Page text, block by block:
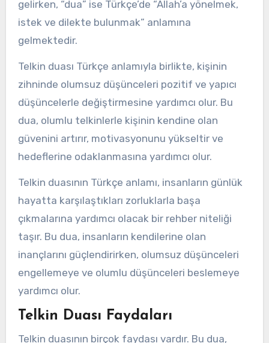
gelirken, “dua” ise Türkçe’de “Allah’a yönelmek,
istek ve dilekte bulunmak” anlamına
gelmektedir.
Telkin duası Türkçe anlamıyla birlikte, kişinin
zihninde olumsuz düşünceleri pozitif ve yapıcı
düşüncelerle değiştirmesine yardımcı olur. Bu
dua, olumlu telkinlerle kişinin kendine olan
güvenini artırır, motivasyonunu yükseltir ve
hedeflerine odaklanmasına yardımcı olur.
Telkin duasının Türkçe anlamı, insanların günlük
hayatta karşılaştıkları zorluklarla başa
çıkmalarına yardımcı olacak bir rehber niteliği
taşır. Bu dua, insanların kendilerine olan
inançlarını güçlendirirken, olumsuz düşünceleri
engellemeye ve olumlu düşünceleri beslemeye
yardımcı olur.
Telkin Duası Faydaları
Telkin duasının birçok faydası vardır. Bu dua,